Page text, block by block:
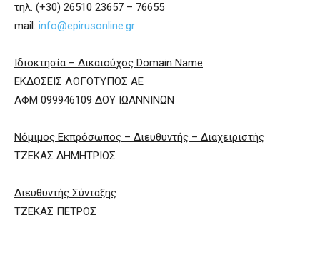
τηλ. (+30) 26510 23657 – 76655
mail: info@epirusonline.gr
Ιδιοκτησία – Δικαιούχος Domain Name
ΕΚΔΟΣΕΙΣ ΛΟΓΟΤΥΠΟΣ ΑΕ
ΑΦΜ 099946109 ΔΟΥ ΙΩΑΝΝΙΝΩΝ
Νόμιμος Εκπρόσωπος – Διευθυντής – Διαχειριστής
ΤΖΕΚΑΣ ΔΗΜΗΤΡΙΟΣ
Διευθυντής Σύνταξης
ΤΖΕΚΑΣ ΠΕΤΡΟΣ